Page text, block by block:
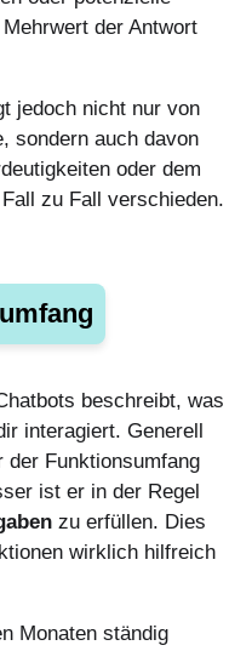
der Antwort
jedoch nicht nur von
sondern auch davon
oder dem
zu Fall verschieden.
beschreibt, was
interagiert. Generell
Funktionsumfang
ist er in der Regel
zu erfüllen. Dies
wirklich hilfreich
Monaten ständig